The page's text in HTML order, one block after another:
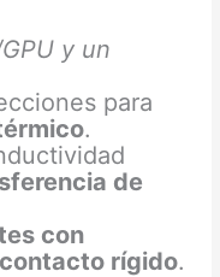
y un
para
.
de
con
rígido.